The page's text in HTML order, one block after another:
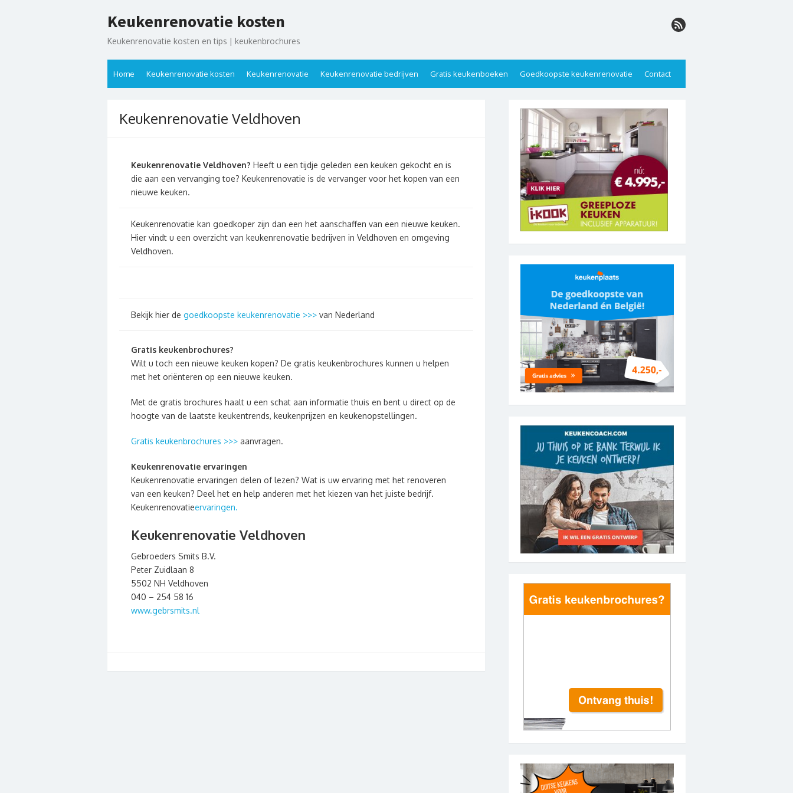
naar
inhoud
Keukenrenovatie kosten
Keukenrenovatie kosten en tips | keukenbrochures
Home Keukenrenovatie kosten Keukenrenovatie Keukenrenovatie bedrijven Gratis keukenboeken Goedkoopste keukenrenovatie Contact
Keukenrenovatie Veldhoven
Keukenrenovatie Veldhoven? Heeft u een tijdje geleden een keuken gekocht en is
die aan een vervanging toe? Keukenrenovatie is de vervanger voor het kopen van een
nieuwe keuken.
Keukenrenovatie kan goedkoper zijn dan een het aanschaffen van een nieuwe keuken.
Hier vindt u een overzicht van keukenrenovatie bedrijven in Veldhoven en omgeving
Veldhoven.
Bekijk hier de goedkoopste keukenrenovatie >>> van Nederland
Gratis keukenbrochures?
Wilt u toch een nieuwe keuken kopen? De gratis keukenbrochures kunnen u helpen
met het oriënteren op een nieuwe keuken.
Met de gratis brochures haalt u een schat aan informatie thuis en bent u direct op de
hoogte van de laatste keukentrends, keukenprijzen en keukenopstellingen.
Gratis keukenbrochures >>> aanvragen.
Keukenrenovatie ervaringen
Keukenrenovatie ervaringen delen of lezen? Wat is uw ervaring met het renoveren
van een keuken? Deel het en help anderen met het kiezen van het juiste bedrijf.
Keukenrenovatieervaringen.
Keukenrenovatie Veldhoven
Gebroeders Smits B.V.
Peter Zuidlaan 8
5502 NH Veldhoven
040 – 254 58 16
www.gebrsmits.nl